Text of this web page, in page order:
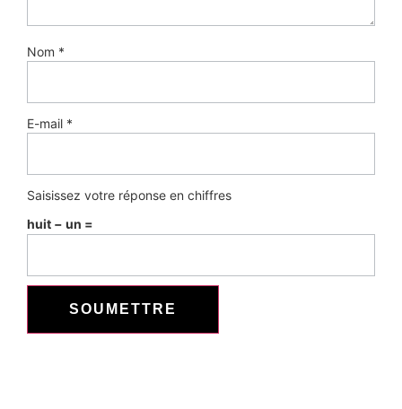
Nom *
E-mail *
Saisissez votre réponse en chiffres
huit − un =